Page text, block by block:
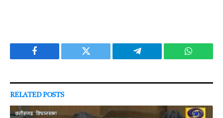
Facebook Twitter Telegram
RELATEDPOSTS